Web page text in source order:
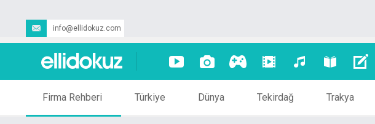
info@ellidokuz.com
Firma Rehberi Türkiye Dünya Tekirdağ Trakya